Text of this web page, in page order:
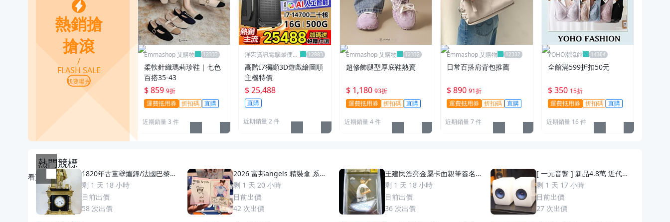
熱銷搶
搶滾
/
FLASH SALE
我要曝光
Emmashop 艾購物
柔軟針織瑪莉珍鞋｜七色
百搭35-43
$ 859 9折
運費抵用券 折扣碼 直購
近期銷量 3 件
洋宏資訊電腦最便宜
高階I7獨顯3D遊戲繪圖順
主機特價
$ 25,488
直購
近期銷量 2 件
Emmashop 艾購物
超修飾腿型厚底鞋熱賣
$ 1,180 93折
運費抵用券
折扣碼 直購
近期銷量 4 件
Emmashop 艾購物
日常百搭肩背包推薦
$ 890 91折
運費抵用券 折扣碼 直購
近期銷量 7 件
YOHO潮流館
全館滿599折扣50元
$ 350 15折
運費抵用券
折扣碼 直購
近期銷量 16 件
熱門競標
看更多
1820年古董壁爐鐘/法國巴黎名
匠 🇫🇷 Daschet Baullier 製作
17世紀貴族騎士雕塑 鎏金銅與
黑大理石座鐘/機芯編號 2230
【一元起標】
剩 1 天 18 小時
目前出價
58 次出價
2026 富邦angels 精裝盒 系列
最大獎✨ 李珠恩 李珠垠 《珠珠
寶貝 1of1》銘文 手繪Q版珠珠
簽名 金簽 書卡 喵喵舞 性感 制
服 富邦悍將
剩 1 天 20 小時
目前出價
42 次出價
王建民漂亮金屬卡面親筆簽名鑑
定卡 2021 Topps Chrome Bla
ck Autographs BGS 9 AU 10
剩 1 天 18 小時
目前出價
36 次出價
[ 一元音響 ] 新品4.8萬 近代經
典 英國 KEF LS50 Uni-Q同軸單
體 二音路書架喇叭 一元起標
剩 1 天 17 小時
目前出價
27 次出價